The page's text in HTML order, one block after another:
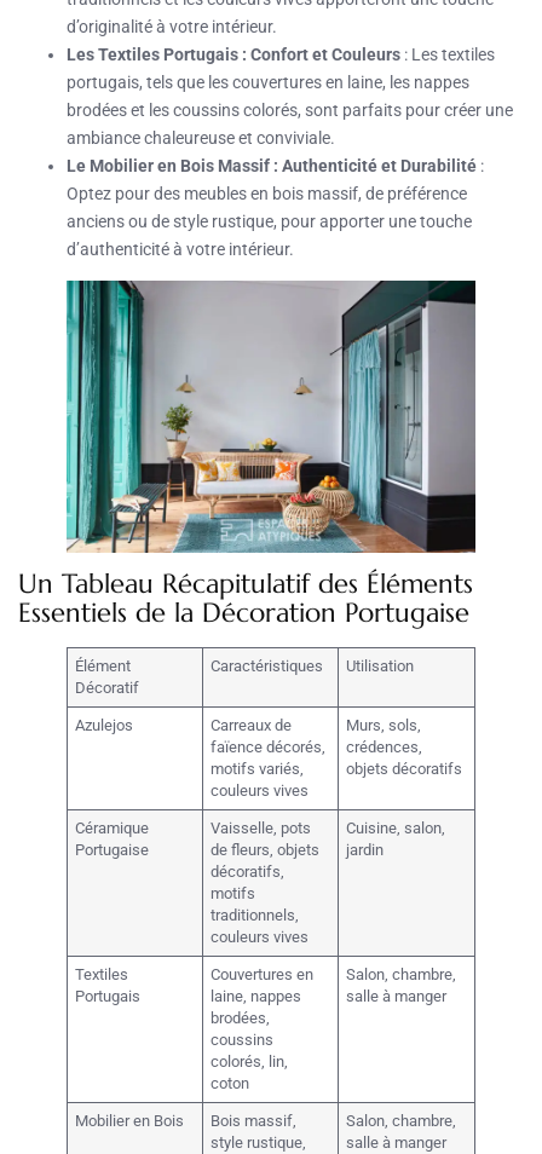
d’originalité à votre intérieur.
Les Textiles Portugais : Confort et Couleurs : Les textiles
portugais, tels que les couvertures en laine, les nappes
brodées et les coussins colorés, sont parfaits pour créer une
ambiance chaleureuse et conviviale.
Le Mobilier en Bois Massif : Authenticité et Durabilité :
Optez pour des meubles en bois massif, de préférence
anciens ou de style rustique, pour apporter une touche
d’authenticité à votre intérieur.
Un Tableau Récapitulatif des Éléments
Essentiels de la Décoration Portugaise
Élément
Décoratif
Caractéristiques Utilisation
Azulejos
Carreaux de
faïence décorés,
motifs variés,
couleurs vives
Murs, sols,
crédences,
objets décoratifs
Céramique
Portugaise
Vaisselle, pots
de fleurs, objets
décoratifs,
motifs
traditionnels,
couleurs vives
Cuisine, salon,
jardin
Textiles
Portugais
Couvertures en
laine, nappes
brodées,
coussins
colorés, lin,
coton
Salon, chambre,
salle à manger
Mobilier en Bois
Bois massif,
style rustique,
Salon, chambre,
salle à manger